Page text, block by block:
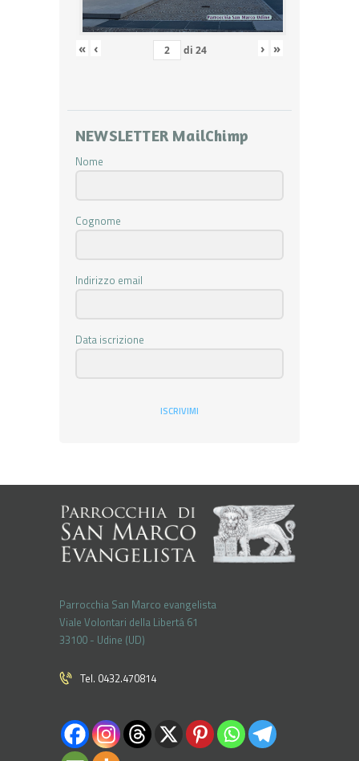
« ‹ di 24 › »
NEWSLETTER MailChimp
Nome
Cognome
Indirizzo email
Data iscrizione
ISCRIVIMI
Parrocchia San Marco evangelista
Viale Volontari della Libertá 61
33100 - Udine (UD)
Tel. 0432.470814